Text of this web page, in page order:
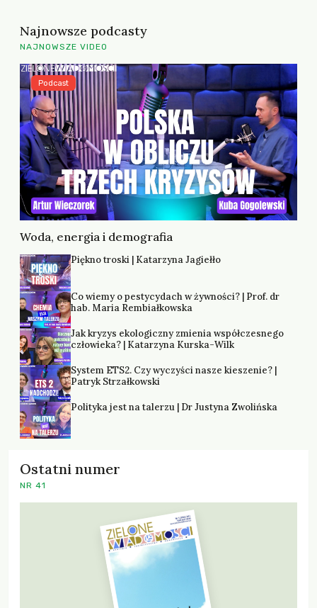
Najnowsze podcasty
NAJNOWSZE VIDEO
Woda, energia i demografia
Podcast
Piękno troski | Katarzyna Jagiełło
Co wiemy o pestycydach w żywności? | Prof. dr
hab. Maria Rembiałkowska
Jak kryzys ekologiczny zmienia współczesnego
człowieka? | Katarzyna Kurska-Wilk
System ETS2. Czy wyczyści nasze kieszenie? |
Patryk Strzałkowski
Polityka jest na talerzu | Dr Justyna Zwolińska
Ostatni numer
NR 41